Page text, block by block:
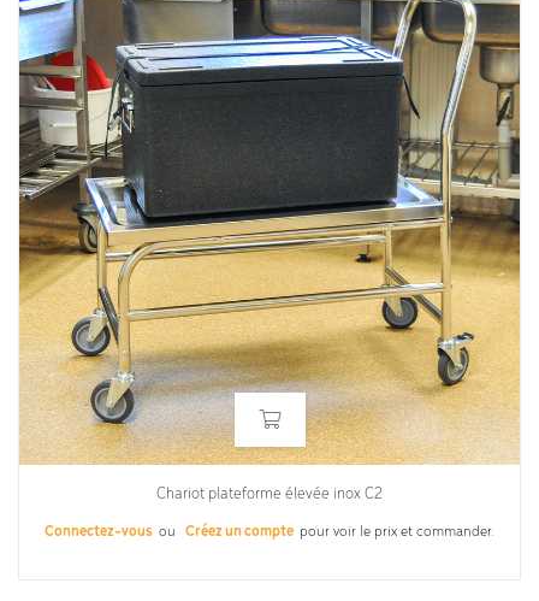
Chariot plateforme élevée inox C2
Connectez-vous ou Créez un compte pour voir le prix et commander.